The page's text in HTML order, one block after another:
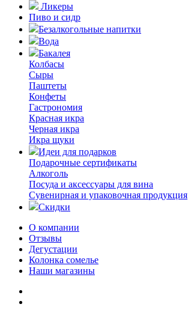
Ликеры
Пиво и сидр
Безалкогольные напитки
Вода
Бакалея
Колбасы
Сыры
Паштеты
Конфеты
Гастрономия
Красная икра
Черная икра
Икра щуки
Идеи для подарков
Подарочные сертификаты
Алкоголь
Посуда и аксессуары для вина
Сувенирная и упаковочная продукция
Скидки
О компании
Отзывы
Дегустации
Колонка сомелье
Наши магазины